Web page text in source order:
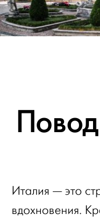
Италия — это
вдохновения.